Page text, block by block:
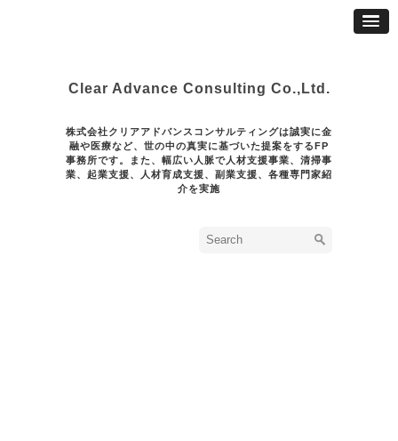
Clear Advance Consulting Co.,Ltd.
株式会社クリアアドバンスコンサルティングは誠実に金
融や医療など、世の中の真実に基づいた提案をするFP
事務所です。また、幅広い人脈で人材支援事業、清掃事
業、起業支援、人材育成支援、副業支援、各種専門家紹
介を実施